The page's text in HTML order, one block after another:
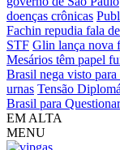
doenças crônicas
Fachin repudia fala
STF Glin lança nova
Mesários têm papel
Brasil nega visto
urnas Tensão
Brasil para
EM ALTA
MENU